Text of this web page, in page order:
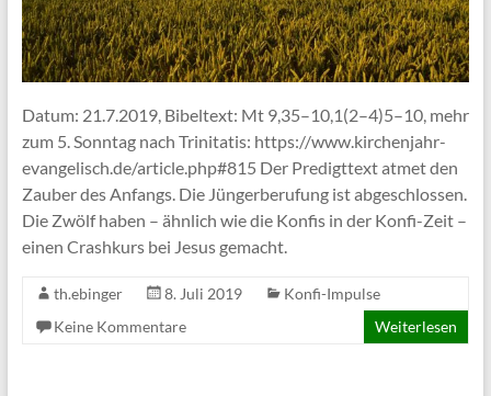
Datum: 21.7.2019, Bibeltext: Mt 9,35–10,1(2–4)5–10, mehr
zum 5. Sonntag nach Trinitatis: https://www.kirchenjahr-
evangelisch.de/article.php#815 Der Predigttext atmet den
Zauber des Anfangs. Die Jüngerberufung ist abgeschlossen.
Die Zwölf haben – ähnlich wie die Konfis in der Konfi-Zeit –
einen Crashkurs bei Jesus gemacht.
th.ebinger 8. Juli 2019
Konfi-Impulse
Keine Kommentare
Weiterlesen